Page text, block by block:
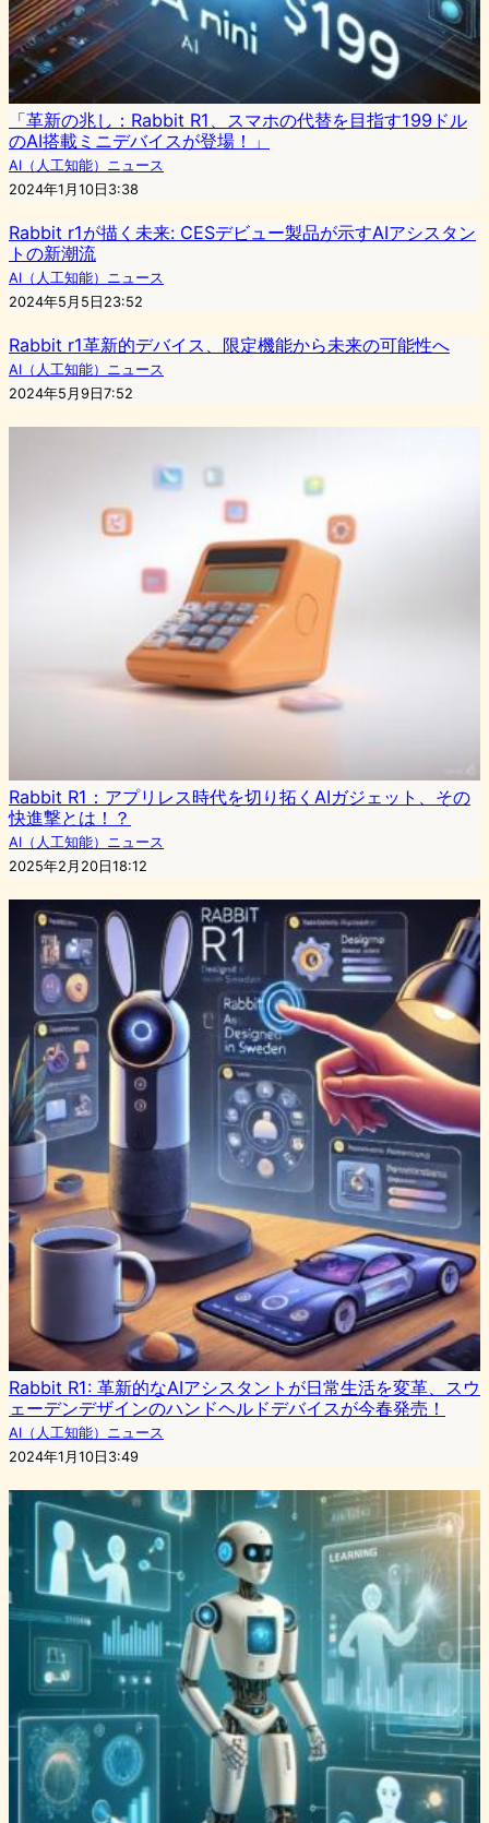
「革新の兆し：Rabbit R1、スマホの代替を目指す199ドル
のAI搭載ミニデバイスが登場！」
AI（人工知能）ニュース
2024年1月10日3:38
Rabbit r1が描く未来: CESデビュー製品が示すAIアシスタン
トの新潮流
AI（人工知能）ニュース
2024年5月5日23:52
Rabbit r1革新的デバイス、限定機能から未来の可能性へ
AI（人工知能）ニュース
2024年5月9日7:52
Rabbit R1：アプリレス時代を切り拓くAIガジェット、その
快進撃とは！？
AI（人工知能）ニュース
2025年2月20日18:12
Rabbit R1: 革新的なAIアシスタントが日常生活を変革、スウ
ェーデンデザインのハンドヘルドデバイスが今春発売！
AI（人工知能）ニュース
2024年1月10日3:49